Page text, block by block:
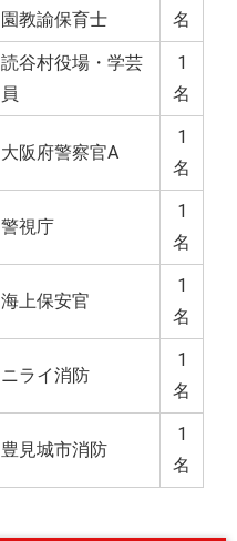
園教諭保育士
名
読谷村役場・学芸
員
1
名
大阪府警察官A
1
名
警視庁
1
名
海上保安官
1
名
ニライ消防
1
名
豊見城市消防
1
名